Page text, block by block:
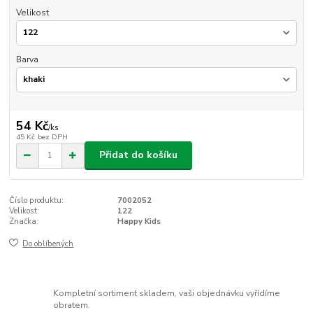
Velikost
Barva
54 Kč/ks
45 Kč bez DPH
Přidat do košíku
Číslo produktu:
7002052
Velikost:
122
Značka:
Happy Kids
Do oblíbených
Kompletní sortiment skladem, vaši objednávku vyřídíme
obratem.